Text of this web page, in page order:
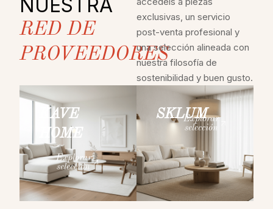
NUESTRA
RED DE
PROVEEDORES
exclusivas, un servicio
post-venta profesional y
una selección alineada con
nuestra filosofía de
sostenibilidad y buen gusto.
KAVE
HOME
Explorar
selección
SKLUM
Explorar
selección